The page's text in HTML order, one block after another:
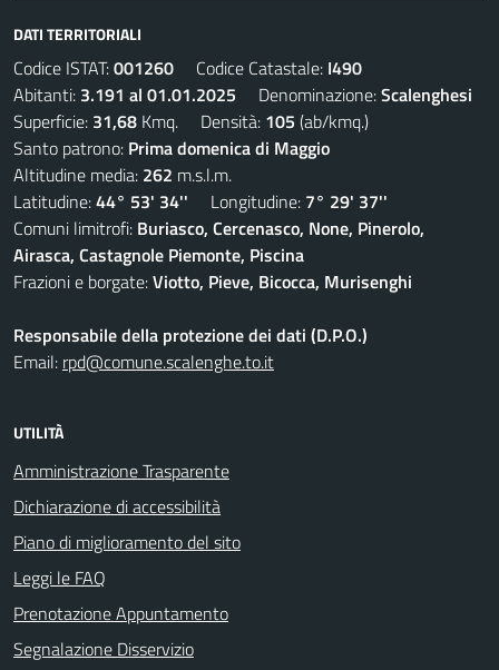
DATI TERRITORIALI
Codice ISTAT:001260 Codice Catastale: I490
Abitanti: 3.191 al 01.01.2025 Denominazione:Scalenghesi
Superficie: 31,68 Kmq. Densità: 105 (ab/kmq.)
Santo patrono: Prima domenica di Maggio
Altitudine media: 262 m.s.l.m.
Latitudine:44° 53' 34'' Longitudine: 7° 29' 37''
Comuni limitrofi: Buriasco, Cercenasco, None, Pinerolo,
Airasca, Castagnole Piemonte, Piscina
Frazioni e borgate:Viotto, Pieve, Bicocca, Murisenghi
Responsabile della protezione dei dati (D.P.O.)
Email: rpd@comune.scalenghe.to.it
UTILITÀ
Amministrazione Trasparente
Dichiarazione di accessibilità
Piano di miglioramento del sito
Leggi le FAQ
Prenotazione Appuntamento
Segnalazione Disservizio